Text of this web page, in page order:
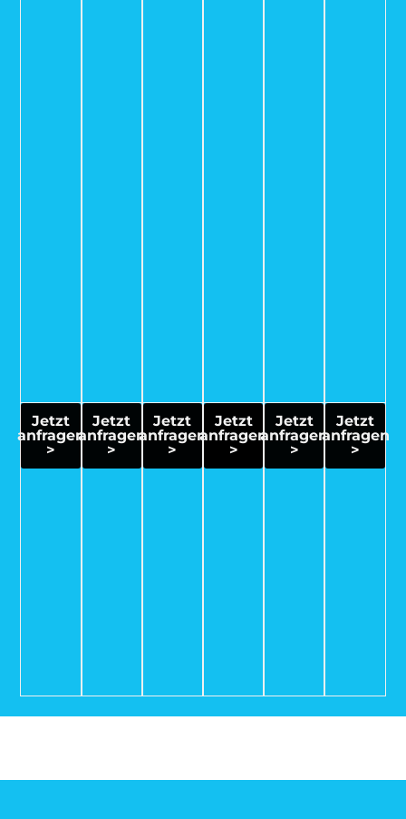
Jetzt
anfragen
>
Jetzt
anfragen
>
Jetzt
anfragen
>
Jetzt
anfragen
>
Jetzt
anfragen
>
Jetzt
anfragen
>